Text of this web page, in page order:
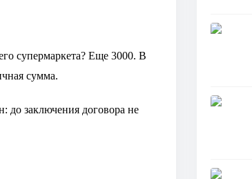
супермаркета? Еще 3000. В
сумма.
до заключения договора не